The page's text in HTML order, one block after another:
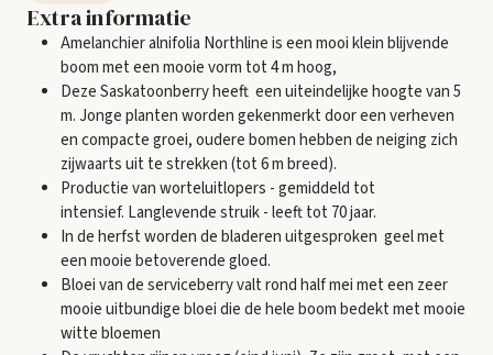
Extra informatie
Amelanchier alnifolia Northline is een mooi klein blijvende
boom met een mooie vorm tot 4 m hoog,
Deze Saskatoonberry heeft een uiteindelijke hoogte van 5
m. Jonge planten worden gekenmerkt door een verheven
en compacte groei, oudere bomen hebben de neiging zich
zijwaarts uit te strekken (tot 6 m breed).
Productie van worteluitlopers - gemiddeld tot
intensief. Langlevende struik - leeft tot 70 jaar.
In de herfst worden de bladeren uitgesproken geel met
een mooie betoverende gloed.
Bloei van de serviceberry valt rond half mei met een zeer
mooie uitbundige bloei die de hele boom bedekt met mooie
witte bloemen